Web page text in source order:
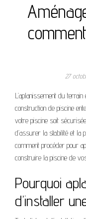
27
L’aplanissement du
construction de piscine
votre piscine soit
d’assurer la stabilité et la
comment procéder pour
construire la piscine de
Pourquoi
d’installer